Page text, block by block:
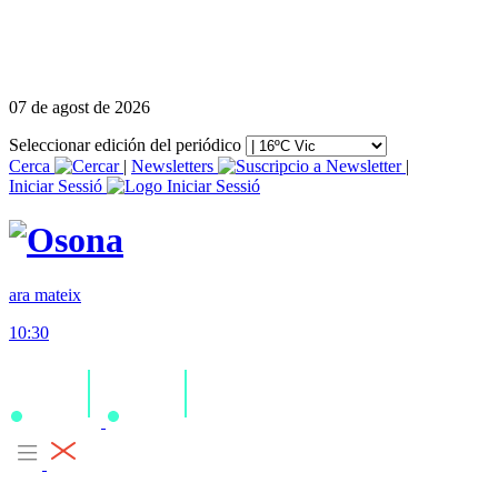
07 de agost de 2026
Seleccionar edición del periódico
Cerca
| Newsletters
|
Iniciar Sessió
ara mateix
10:30